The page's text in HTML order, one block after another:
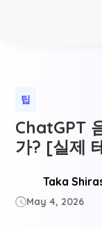
팁
ChatGPT
가? [실제
Taka
May 4, 2026